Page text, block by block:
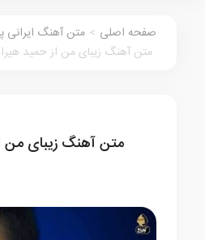
صفحه اصلی > متن آهنگ ایرانی
متن آهنگ زیبای من از حمید
متن آهنگ زیبای من